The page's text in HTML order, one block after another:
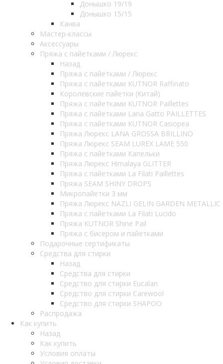
Донышко 19/19
Донышко 15/15
Канва
Мастер-классы
Аксессуары
Пряжа с пайетками / Люрекс
Назад
Пряжа с пайетками / Люрекс
Пряжа с пайетками KUTNOR Raffinato
Королевские пайетки (Китай)
Пряжа с пайетками KUTNOR Paillettes
Пряжа с пайетками Lana Gatto PAILLETTES
Пряжа с пайетками KUTNOR Casiopea
Пряжа Люрекс LANA GROSSA BRILLINO
Пряжа Люрекс SEAM LUREX LAME 550
Пряжа с пайетками Капельки
Пряжа Люрекс Himalaya GLITTER
Пряжа с пайетками La Filati Paillettes
Пряжа SEAM SHINY DROPS
Микропайетки 3 мм
Пряжа Люрекс NAZLI GELIN GARDEN METALLIC
Пряжа с пайетками La Filati Lucido
Пряжа KUTNOR Shine Pail
Пряжа с бисером и пайетками
Подарочные сертификаты
Средства для стирки
Назад
Средства для стирки
Средство для стирки Eucalan
Средство для стирки Carewool
Средство для стирки SHAPOO
Распродажа
Как купить
Назад
Как купить
Условия оплаты